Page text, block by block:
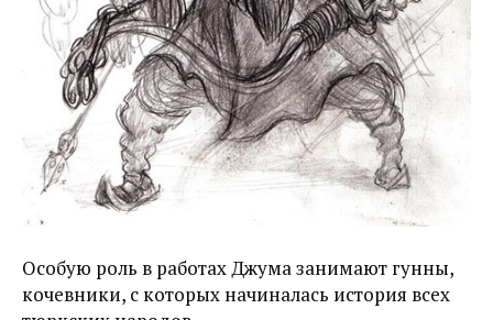
Особую роль в работах Джума занимают гунны,
кочевники, с которых начиналась история всех